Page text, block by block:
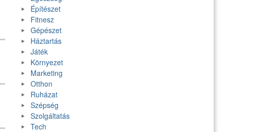
Építészet
Fitnesz
Gépészet
Háztartás
Játék
Környezet
Marketing
Otthon
Ruházat
Szépség
Szolgáltatás
Tech